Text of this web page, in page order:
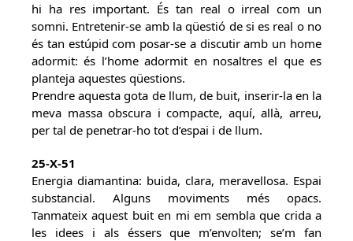
hi ha res important. És tan real o irreal com un
somni. Entretenir-se amb la qüestió de si es real o no
és tan estúpid com posar-se a discutir amb un home
adormit: és l’home adormit en nosaltres el que es
planteja aquestes qüestions.
Prendre aquesta gota de llum, de buit, inserir-la en la
meva massa obscura i compacte, aquí, allà, arreu,
per tal de penetrar-ho tot d’espai i de llum.
25-X-51
Energia diamantina: buida, clara, meravellosa. Espai
substancial. Alguns moviments més opacs.
Tanmateix aquest buit en mi em sembla que crida a
les idees i als éssers que m’envolten; se’m fan